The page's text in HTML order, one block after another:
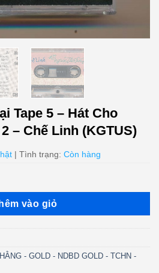
Tape 5 – Hát Cho
– Chế Linh (KGTUS)
| Tình trạng: Còn hàng
vào giỏ
- GOLD - NDBD GOLD - TCHN -